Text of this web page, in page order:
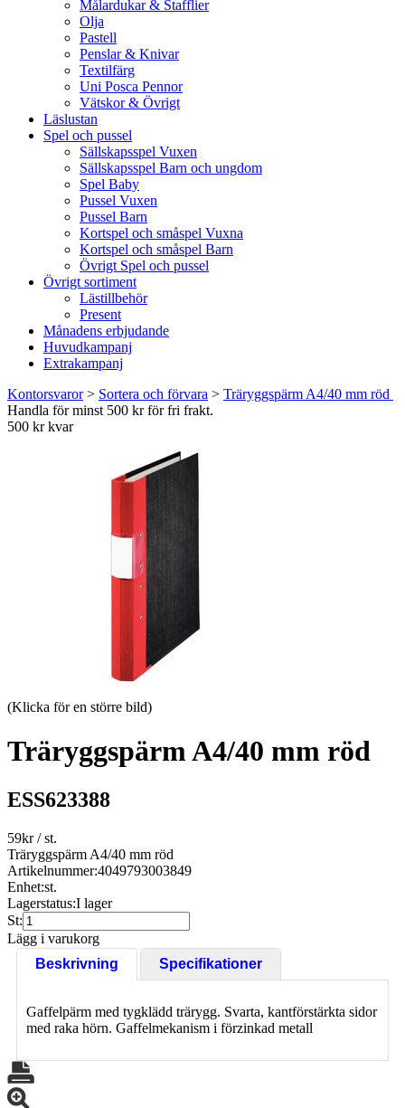
Målardukar & Stafflier
Olja
Pastell
Penslar & Knivar
Textilfärg
Uni Posca Pennor
Vätskor & Övrigt
Läslustan
Spel och pussel
Sällskapsspel Vuxen
Sällskapsspel Barn och ungdom
Spel Baby
Pussel Vuxen
Pussel Barn
Kortspel och småspel Vuxna
Kortspel och småspel Barn
Övrigt Spel och pussel
Övrigt sortiment
Lästillbehör
Present
Månadens erbjudande
Huvudkampanj
Extrakampanj
Kontorsvaror> Sortera och förvara > Träryggspärm A4/40 mm röd
Handla för minst 500 kr för fri frakt.
500 kr kvar
(Klicka för en större bild)
Träryggspärm A4/40 mm röd
ESS623388
59kr/ st.
Träryggspärm A4/40 mm röd
Artikelnummer:4049793003849
Enhet:st.
Lagerstatus:I lager
St:
Lägg i varukorg
Beskrivning
Specifikationer
Gaffelpärm med tygklädd trärygg. Svarta, kantförstärkta sidor
med raka hörn. Gaffelmekanism i förzinkad metall